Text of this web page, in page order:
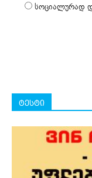
სოციალურად
ტესტი